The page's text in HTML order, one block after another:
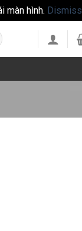
màn hình. Dismiss